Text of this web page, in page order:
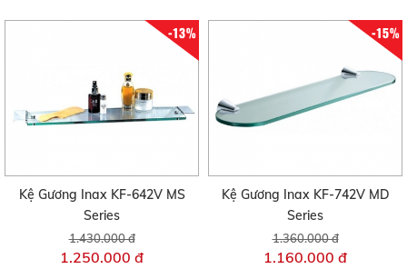
-13%
Kệ Gương Inax KF-642V MS
Series
1.430.000 đ
1.250.000 đ
-15%
Kệ Gương Inax KF-742V MD
Series
1.360.000 đ
1.160.000 đ